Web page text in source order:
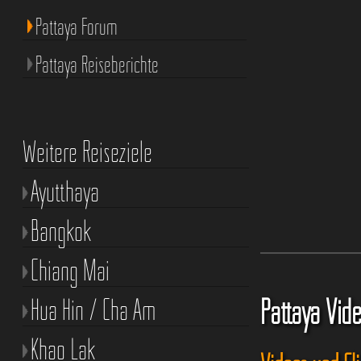
Pattaya
Pattaya Forum
Pattaya Reiseberichte
Weitere Reiseziele
Ayutthaya
Bangkok
Chiang Mai
Hua Hin / Cha Am
Khao Lak